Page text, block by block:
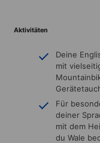
Aktivitäten
Deine
mit
Für
deiner
mit dem
du Wale